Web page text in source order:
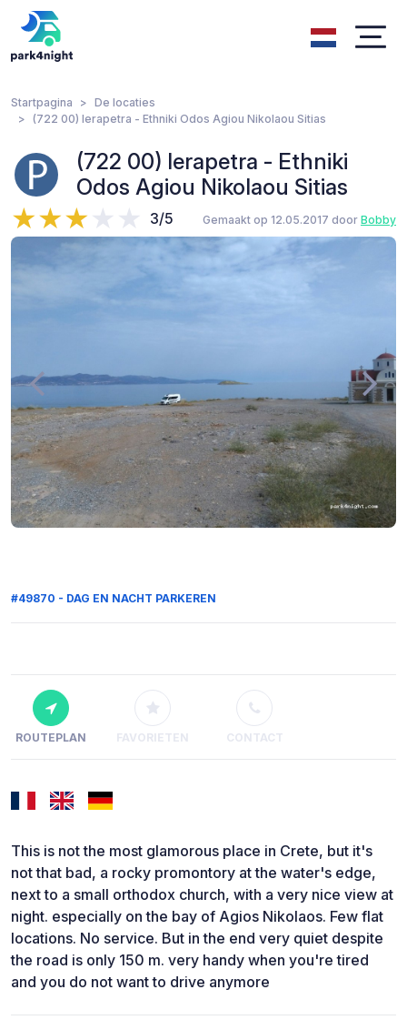
Startpagina
De locaties
(722 00) Ierapetra - Ethniki Odos Agiou Nikolaou Sitias
(722 00) Ierapetra - Ethniki
Odos Agiou Nikolaou Sitias
3/5 Gemaakt op 12.05.2017 door Bobby
#49870 - DAG EN NACHT PARKEREN
ROUTEPLAN FAVORIETEN CONTACT
This is not the most glamorous place in Crete, but it's
not that bad, a rocky promontory at the water's edge,
next to a small orthodox church, with a very nice view at
night. especially on the bay of Agios Nikolaos. Few flat
locations. No service. But in the end very quiet despite
the road is only 150 m. very handy when you're tired
and you do not want to drive anymore